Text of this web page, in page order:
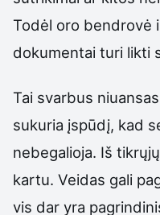
Todėl oro bendrovė
dokumentai turi likti
Tai svarbus
sukuria įspūdį, kad
nebegalioja. Iš
kartu. Veidas gali
vis dar yra